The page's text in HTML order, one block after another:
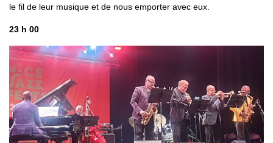
le fil de leur musique et de nous emporter avec eux.
23 h 00